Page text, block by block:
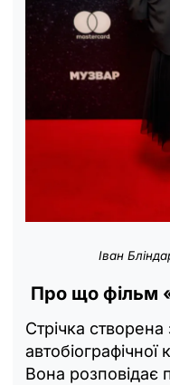
Іван
Про що фільм
Стрічка
Вона розповідає